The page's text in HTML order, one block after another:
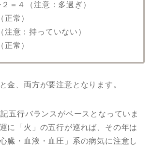
＝４（注意：多過ぎ）
正常）
注意：持っていない）
正常）
金、両方が要注意となります。
五行バランスがベースとなっていま
に「火」の五行が巡れば、その年は
臓・血液・血圧」系の病気に注意し